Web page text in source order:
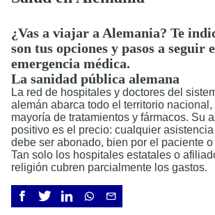
¿Vas a viajar a Alemania? Te
son tus opciones y pasos a seguir
emergencia médica.
La sanidad pública alemana
La red de hospitales y doctores del
alemán abarca todo el territorio nacional,
mayoría de tratamientos y fármacos. Su
positivo es el precio: cualquier
debe ser abonado, bien por el paciente
Tan solo los hospitales estatales o
religión cubren parcialmente los gastos.